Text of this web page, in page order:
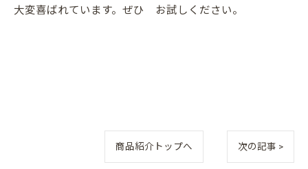
大変喜ばれています。ぜひ お試しください。
商品紹介トップへ 次の記事 >